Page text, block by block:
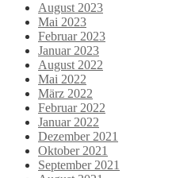
August 2023
Mai 2023
Februar 2023
Januar 2023
August 2022
Mai 2022
März 2022
Februar 2022
Januar 2022
Dezember 2021
Oktober 2021
September 2021